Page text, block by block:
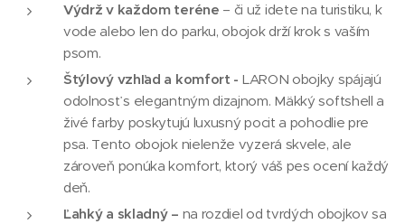
Výdrž v každom teréne – či už idete na turistiku, k
vode alebo len do parku, obojok drží krok s vaším
psom.
Štýlový vzhľad a komfort - LARON obojky spájajú
odolnosť s elegantným dizajnom. Mäkký softshell a
živé farby poskytujú luxusný pocit a pohodlie pre
psa. Tento obojok nielenže vyzerá skvele, ale
zároveň ponúka komfort, ktorý váš pes ocení každý
deň.
Ľahký a skladný – na rozdiel od tvrdých obojkov sa